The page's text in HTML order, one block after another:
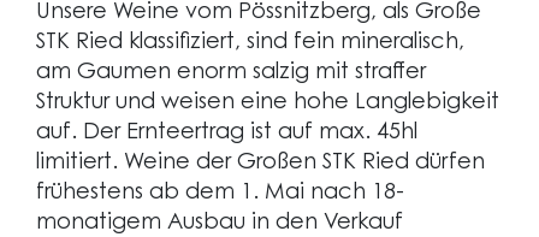
Unsere Weine vom Pössnitzberg, als Große
STK Ried klassifiziert, sind fein mineralisch,
am Gaumen enorm salzig mit straffer
Struktur und weisen eine hohe Langlebigkeit
auf. Der Ernteertrag ist auf max. 45hl
limitiert. Weine der Großen STK Ried dürfen
frühestens ab dem 1. Mai nach 18-
monatigem Ausbau in den Verkauf